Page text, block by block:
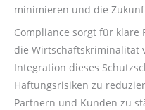
minimieren und die
Compliance sorgt für
die Wirtschaftskriminalität
Integration dieses
Haftungsrisiken zu
Partnern und Kunden zu